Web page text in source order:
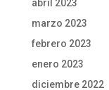
abril 2023
marzo 2023
febrero 2023
enero 2023
diciembre 2022